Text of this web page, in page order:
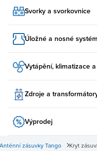
Svorky a svorkovnice
Úložné a nosné
Vytápění, klimatizace
Zdroje a
Výprodej
Kryt
Anténní zásuvky Tango